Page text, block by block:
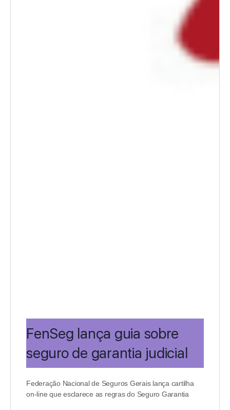
FenSeg lança guia sobre
seguro de garantia judicial
Federação Nacional de Seguros Gerais lança cartilha
on-line que esclarece as regras do Seguro Garantia